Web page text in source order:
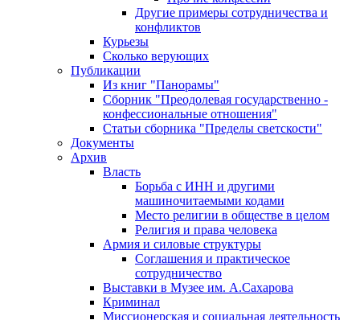
Другие примеры сотрудничества и
конфликтов
Курьезы
Сколько верующих
Публикации
Из книг "Панорамы"
Сборник "Преодолевая государственно -
конфессиональные отношения"
Статьи сборника "Пределы светскости"
Документы
Архив
Власть
Борьба с ИНН и другими
машиночитаемыми кодами
Место религии в обществе в целом
Религия и права человека
Армия и силовые структуры
Соглашения и практическое
сотрудничество
Выставки в Музее им. А.Сахарова
Криминал
Миссионерская и социальная деятельность